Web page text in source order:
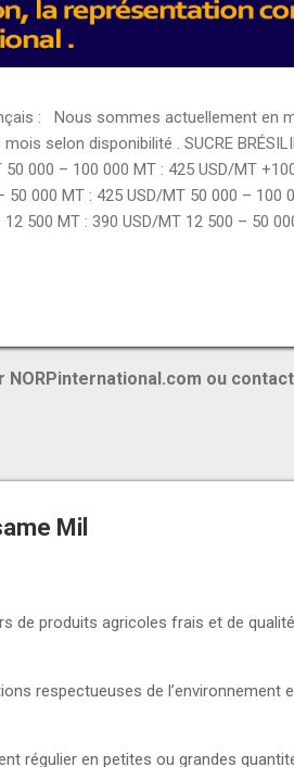
: Nous sommes actuellement en
selon disponibilité . SUCRE
000 – 100 000 MT : 425 USD/MT
000 MT : 425 USD/MT 50 000 – 100
500 MT : 390 USD/MT 12 500 – 50
• Brazilian chicken breast : 3350
MT • Pasta : 1420 USD/MT • Flour :
ou
Mil
de produits agricoles frais et de
respectueuses de l’environnement
régulier en petites ou grandes